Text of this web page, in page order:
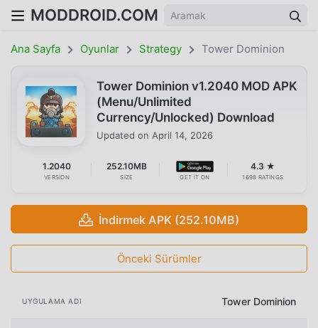
MODDROID.COM
Ana Sayfa Oyunlar Strategy Tower Dominion
Tower Dominion v1.2040 MOD APK
(Menu/Unlimited
Currency/Unlocked) Download
Updated on April 14, 2026
1.2040
VERSION
252.10MB
SIZE GET IT ON
4.3 ★
1698 RATINGS
İndirmek APK (252.10MB)
Önceki Sürümler
UYGULAMA ADI Tower Dominion